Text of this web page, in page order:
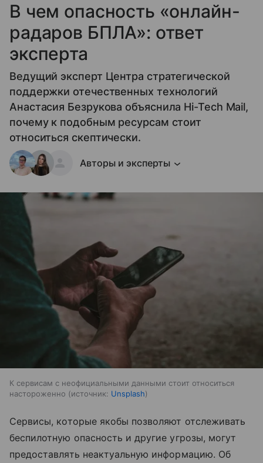
В чем опасность «онлайн-
радаров БПЛА»: ответ
эксперта
Ведущий эксперт Центра стратегической
поддержки отечественных технологий
Анастасия Безрукова объяснила Hi-Tech Mail,
почему к подобным ресурсам стоит
относиться скептически.
Авторы и эксперты
К сервисам с неофициальными данными стоит относиться
настороженно
источник: Unsplash
Сервисы, которые якобы позволяют отслеживать
беспилотную опасность и другие угрозы, могут
предоставлять неактуальную информацию. Об